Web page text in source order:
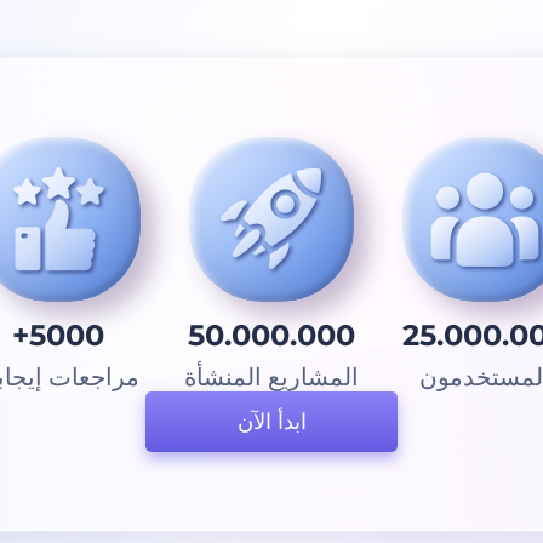
50.000.000
المشاريع المنشأة
5000+
مراجعات
ابدأ الآن